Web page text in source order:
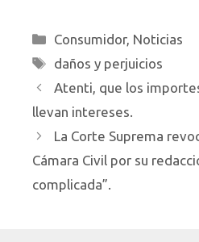
Categorías
Consumidor, Noticias
Etiquetas
daños y perjuicios
Atenti, que los
llevan intereses.
La Corte Suprema
Cámara Civil por su
complicada”.